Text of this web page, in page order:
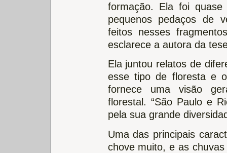
formação. Ela foi
pequenos pedaços de
feitos nesses
esclarece a autora da
Ela juntou relatos de
esse tipo de floresta e
fornece uma visão
florestal. “São Paulo e
pela sua grande
Uma das principais
chove muito, e as